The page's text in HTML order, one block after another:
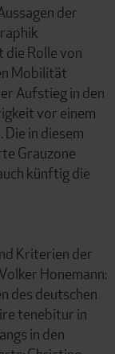
der
die Rolle von
Mobilität
Aufstieg in den
vor einem
in diesem
Grauzone
künftig die
Kriterien der
Honemann:
des deutschen
tenebitur in
in den